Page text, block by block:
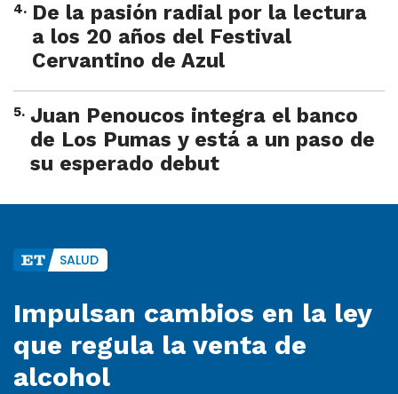
4. De la pasión radial por la lectura
a los 20 años del Festival
Cervantino de Azul
5. Juan Penoucos integra el banco
de Los Pumas y está a un paso de
su esperado debut
SALUD
Impulsan cambios en la ley
que regula la venta de
alcohol